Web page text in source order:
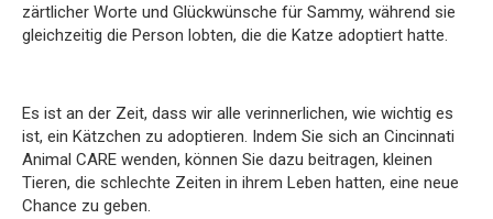
zärtlicher Worte und Glückwünsche für Sammy, während sie
gleichzeitig die Person lobten, die die Katze adoptiert hatte.
Es ist an der Zeit, dass wir alle verinnerlichen, wie wichtig es
ist, ein Kätzchen zu adoptieren. Indem Sie sich an Cincinnati
Animal CARE wenden, können Sie dazu beitragen, kleinen
Tieren, die schlechte Zeiten in ihrem Leben hatten, eine neue
Chance zu geben.